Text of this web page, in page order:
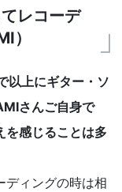
レコーデ
）
以上にギター・ソ
さんご自身で
を感じることは多
ディングの時は相